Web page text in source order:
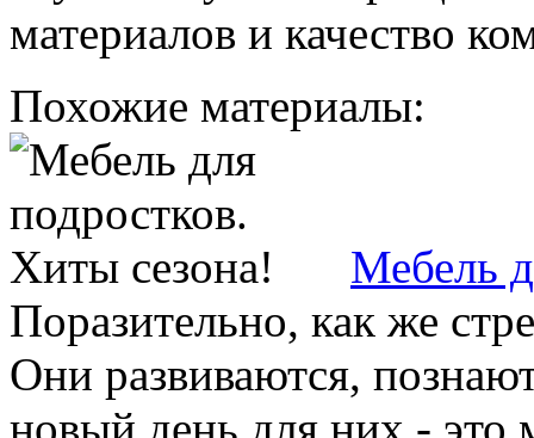
материалов и качество
Похожие материалы:
Мебель
Поразительно, как же
Они развиваются,